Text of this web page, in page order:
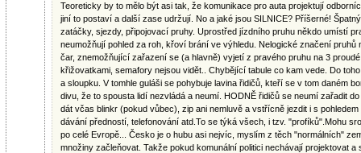
Teoreticky by to mělo být asi tak, že komunikace pro auta projektují
jiní to postaví a další zase udržují. No a jaké jsou SILNICE? Příšerné!
zatáčky, sjezdy, připojovací pruhy. Uprostřed jízdního pruhu někdo umístí
neumožňují pohled za roh, křoví brání ve výhledu. Nelogické značení
čar, znemožňující zařazení se (a hlavně) vyjetí z pravého pruhu na 3
křižovatkami, semafory nejsou vidět.. Chybějící tabule co kam vede. Do
a sloupku. V tomhle guláši se pohybuje lavina řidičů, kteří se v tom daném
divu, že to spousta lidí nezvládá a neumí. HODNĚ řidičů se neumí zařadit
dát včas blinkr (pokud vůbec), zip ani nemluvě a vstřícně jezdit i s
dávání předností, telefonování atd.To se týká všech, i tzv. "profíků".Mohu
po celé Evropě... Česko je o hubu asi nejvíc, myslím z těch "normálních"
množiny začleňovat. Takže pokud komunální politici nechávají projektovat a